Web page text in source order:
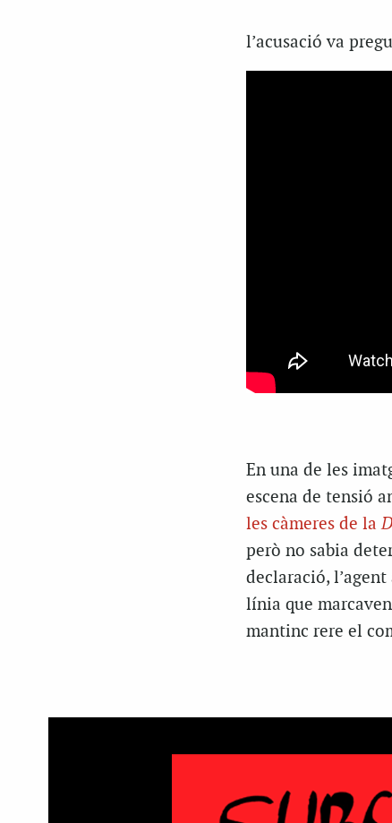
l’acusació va
En una de les
escena de tensió
les càmeres de la
però no sabia
declaració,
línia que
mantinc rere el